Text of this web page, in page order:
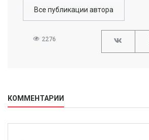
Все публикации автора
2276
КОММЕНТАРИИ